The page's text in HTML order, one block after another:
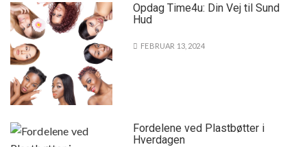
Opdag Time4u: Din Vej til Sund
Hud
FEBRUAR 13, 2024
Fordelene ved Plastbøtter i
Hverdagen